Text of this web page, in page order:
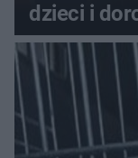
dzieci i